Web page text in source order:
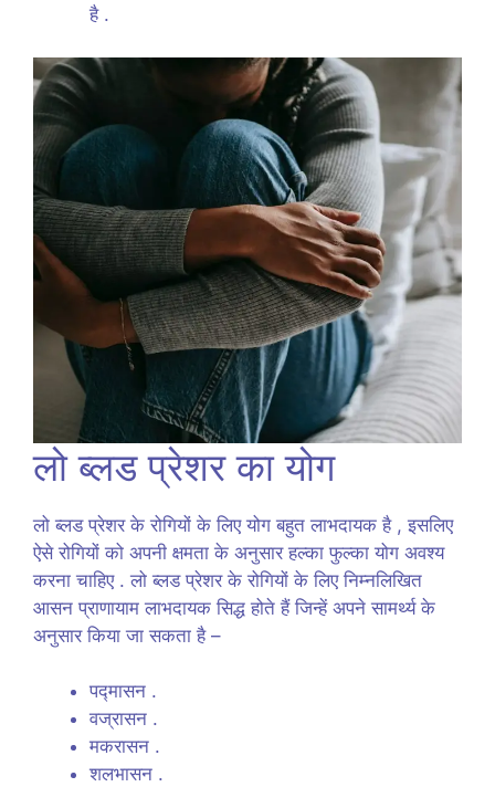
है .
लो ब्लड प्रेशर का योग
लो ब्लड प्रेशर के रोगियों के लिए योग बहुत लाभदायक है , इसलिए
ऐसे रोगियों को अपनी क्षमता के अनुसार हल्का फुल्का योग अवश्य
करना चाहिए . लो ब्लड प्रेशर के रोगियों के लिए निम्नलिखित
आसन प्राणायाम लाभदायक सिद्ध होते हैं जिन्हें अपने सामर्थ्य के
अनुसार किया जा सकता है –
पद्मासन .
वज्रासन .
मकरासन .
शलभासन .